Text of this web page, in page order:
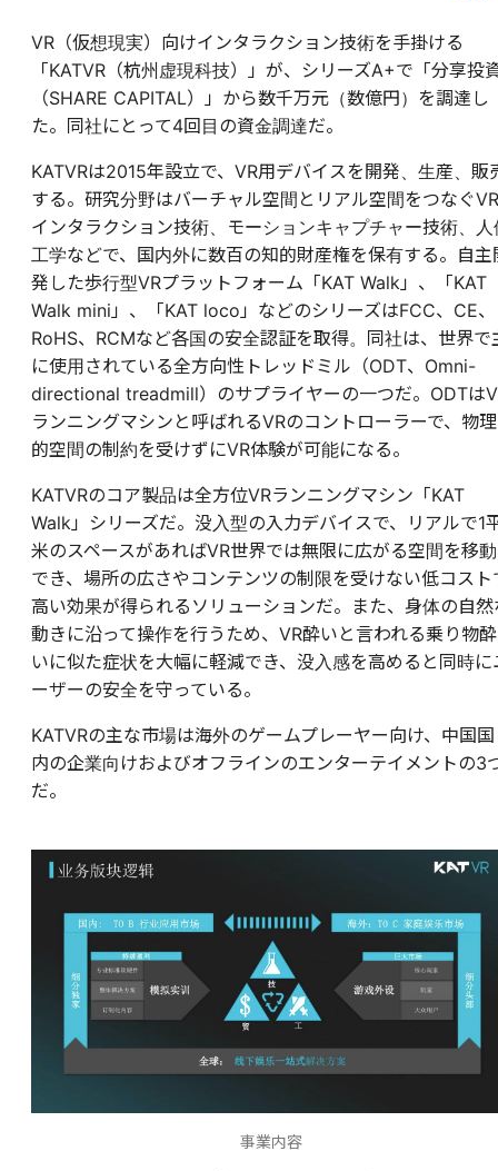
VR（仮想現実）向けインタラクション技術を手掛ける
「KATVR（杭州虚現科技）」が、シリーズA+で「分享投
（SHARE CAPITAL）」から数千万元（数億円）を調達し
た。同社にとって4回目の資金調達だ。
KATVRは2015年設立で、VR用デバイスを開発、生産、販
する。研究分野はバーチャル空間とリアル空間をつなぐVR
インタラクション技術、モーションキャプチャー技術、人
工学などで、国内外に数百の知的財産権を保有する。自主
発した歩行型VRプラットフォーム「KAT Walk」、「KAT
Walk mini」、「KAT loco」などのシリーズはFCC、CE、
RoHS、RCMなど各国の安全認証を取得。同社は、世界で
に使用されている全方向性トレッドミル（ODT、Omni-
directional treadmill）のサプライヤーの一つだ。ODTは
ランニングマシンと呼ばれるVRのコントローラーで、物理
的空間の制約を受けずにVR体験が可能になる。
KATVRのコア製品は全方位VRランニングマシン「KAT
Walk」シリーズだ。没入型の入力デバイスで、リアルで1
米のスペースがあればVR世界では無限に広がる空間を移動
でき、場所の広さやコンテンツの制限を受けない低コスト
高い効果が得られるソリューションだ。また、身体の自然
動きに沿って操作を行うため、VR酔いと言われる乗り物酔
いに似た症状を大幅に軽減でき、没入感を高めると同時に
ーザーの安全を守っている。
KATVRの主な市場は海外のゲームプレーヤー向け、中国国
内の企業向けおよびオフラインのエンターテイメントの3
だ。
事業内容